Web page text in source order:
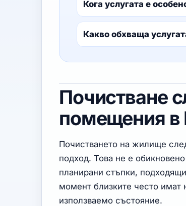
Кога услугата е
Какво обхваща
Почистване
помещения в
Почистването на жилище
подход. Това не е
планирани стъпки,
момент близките често
използваемо състояние.